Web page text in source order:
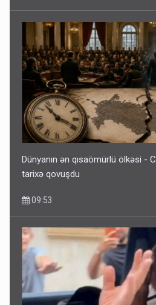
Dünyanın ən qısaömürlü ölkəsi -
tarixə qovuşdu
09:53